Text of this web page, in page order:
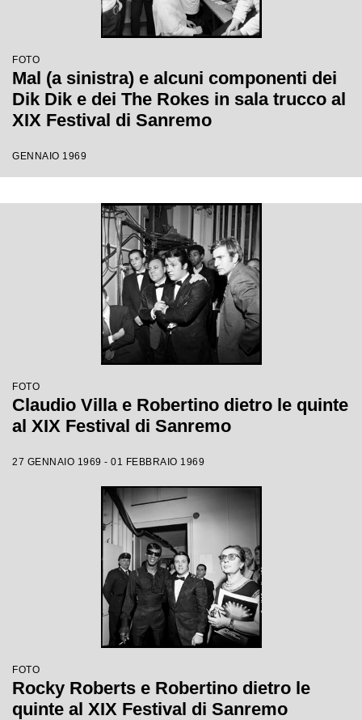
FOTO
Mal (a sinistra) e alcuni componenti dei
Dik Dik e dei The Rokes in sala trucco al
XIX Festival di Sanremo
GENNAIO 1969
FOTO
Claudio Villa e Robertino dietro le quinte
al XIX Festival di Sanremo
27 GENNAIO 1969 - 01 FEBBRAIO 1969
FOTO
Rocky Roberts e Robertino dietro le
quinte al XIX Festival di Sanremo